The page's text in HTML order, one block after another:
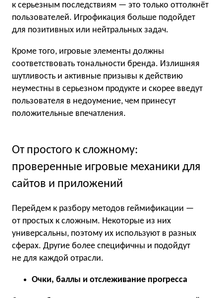
к серьезным последствиям — это только оттолкнёт
пользователей. Игрофикация больше подойдет
для позитивных или нейтральных задач.
Кроме того, игровые элементы должны
соответствовать тональности бренда. Излишняя
шутливость и активные призывы к действию
неуместны в серьезном продукте и скорее введут
пользователя в недоумение, чем принесут
положительные впечатления.
От простого к сложному:
проверенные игровые механики для
сайтов и приложений
Перейдем к разбору методов геймификации —
от простых к сложным. Некоторые из них
универсальны, поэтому их используют в разных
сферах. Другие более специфичны и подойдут
не для каждой отрасли.
Очки, баллы и отслеживание прогресса